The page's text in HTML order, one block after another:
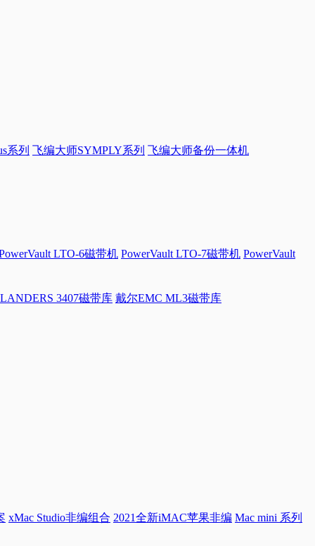
系列 飞编大师SYMPLY系列 飞编大师备份一体机
LTO-6磁带机 PowerVault LTO-7磁带机 PowerVault
LANDERS 3407磁带库 戴尔EMC ML3磁带库
xMac Studio非编组合 2021全新iMAC苹果非编 Mac mini 系列